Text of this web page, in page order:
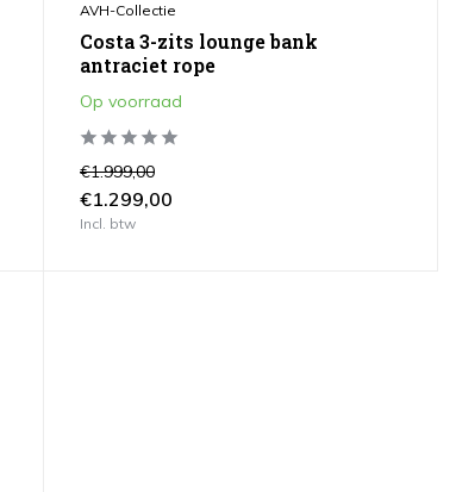
AVH-Collectie
Costa 3-zits lounge bank
antraciet rope
Op voorraad
€1.999,00
€1.299,00
Incl. btw